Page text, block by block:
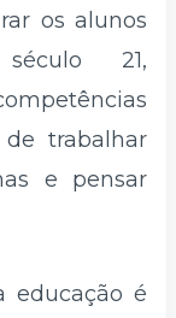
os alunos
21,
trabalhar
e pensar
educação é